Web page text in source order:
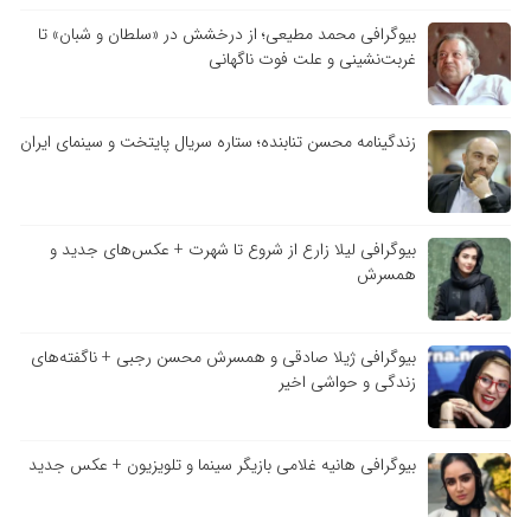
بیوگرافی محمد مطیعی؛ از درخشش در «سلطان و شبان» تا
غربت‌نشینی و علت فوت ناگهانی
زندگینامه محسن تنابنده؛ ستاره سریال پایتخت و سینمای ایران
بیوگرافی لیلا زارع از شروع تا شهرت + عکس‌های جدید و
همسرش
بیوگرافی ژیلا صادقی و همسرش محسن رجبی + ناگفته‌های
زندگی و حواشی اخیر
بیوگرافی هانیه غلامی بازیگر سینما و تلویزیون + عکس جدید